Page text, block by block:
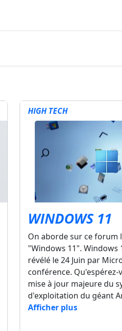
HIGH TECH
WINDOWS 11
On aborde sur ce forum
"Windows 11". Windows
révélé le 24 Juin par
conférence. Qu'espérez-
mise à jour majeure du
d'exploitation du géant
Afficher plus